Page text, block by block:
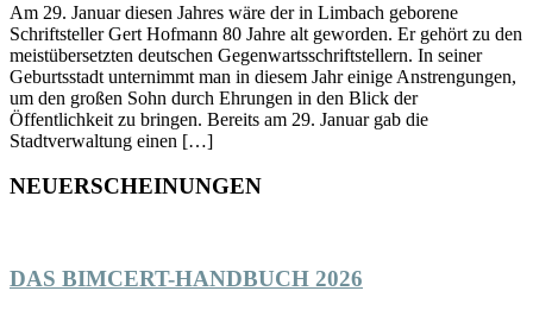
Am 29. Januar diesen Jahres wäre der in Limbach geborene
Schriftsteller Gert Hofmann 80 Jahre alt geworden. Er gehört zu den
meistübersetzten deutschen Gegenwartsschriftstellern. In seiner
Geburtsstadt unternimmt man in diesem Jahr einige Anstrengungen,
um den großen Sohn durch Ehrungen in den Blick der
Öffentlichkeit zu bringen. Bereits am 29. Januar gab die
Stadtverwaltung einen […]
NEUERSCHEINUNGEN
DAS BIMCERT-HANDBUCH 2026